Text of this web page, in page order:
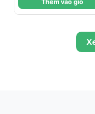
em, phụ nữ
Đặc biệt, thích
nhiễm khuẩn
Người đang điều
SÁNG Thêm vào giỏ